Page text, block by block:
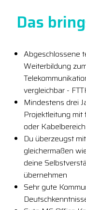
Das
Abgeschlossene
Weiterbildung
vergleichbar -
Mindestens drei
Projektleitung
oder Kabelbereich
Du überzeugst
gleichermaßen
deine
übernehmen
Sehr gute